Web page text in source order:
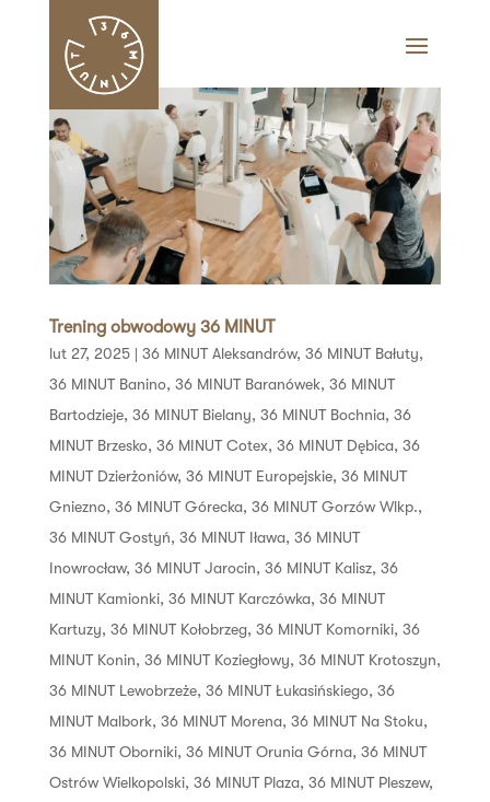
Trening obwodowy 36 MINUT
lut 27, 2025| 36 MINUT Aleksandrów, 36 MINUT Bałuty,
36 MINUT Banino, 36 MINUT Baranówek, 36 MINUT
Bartodzieje, 36 MINUT Bielany, 36 MINUT Bochnia, 36
MINUT Brzesko, 36 MINUT Cotex, 36 MINUT Dębica, 36
MINUT Dzierżoniów, 36 MINUT Europejskie, 36 MINUT
Gniezno, 36 MINUT Górecka, 36 MINUT Gorzów Wlkp.,
36 MINUT Gostyń, 36 MINUT Iława, 36 MINUT
Inowrocław, 36 MINUT Jarocin, 36 MINUT Kalisz, 36
MINUT Kamionki, 36 MINUT Karczówka, 36 MINUT
Kartuzy, 36 MINUT Kołobrzeg, 36 MINUT Komorniki, 36
MINUT Konin, 36 MINUT Koziegłowy, 36 MINUT Krotoszyn,
36 MINUT Lewobrzeże, 36 MINUT Łukasińskiego, 36
MINUT Malbork, 36 MINUT Morena, 36 MINUT Na Stoku,
36 MINUT Oborniki, 36 MINUT Orunia Górna, 36 MINUT
Ostrów Wielkopolski, 36 MINUT Plaza, 36 MINUT Pleszew,